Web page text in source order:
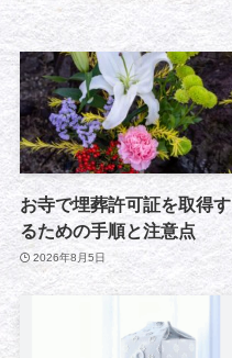
お寺で埋葬許可証を取得す
るための手順と注意点
2026年8月5日